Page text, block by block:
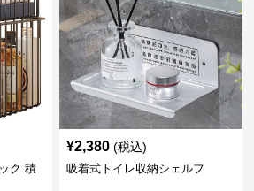
ク 積
¥2,380 (税込)
吸着式トイレ収納シェルフ